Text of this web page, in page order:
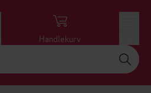
Handlekurv